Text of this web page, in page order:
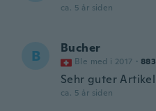
ca. 5 år siden
B Bucher
Ble med i 2017 · 883
Sehr guter Artikel
ca. 5 år siden